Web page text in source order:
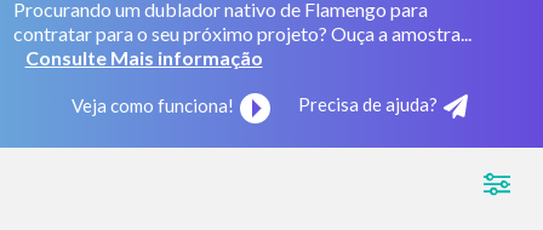
Procurando um dublador nativo de Flamengo para
contratar para o seu próximo projeto? Ouça a amostra...
Consulte Mais informação
Veja como funciona! Precisa de ajuda?